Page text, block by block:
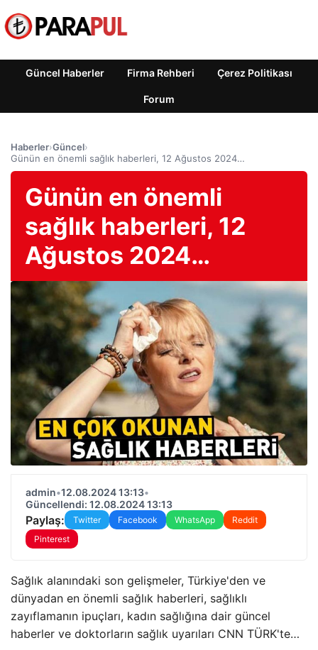
Güncel Haberler Firma Rehberi Çerez Politikası
Forum
Haberler›Güncel›
Günün en önemli sağlık haberleri, 12 Ağustos 2024…
Günün en önemli
sağlık haberleri, 12
Ağustos 2024…
admin•12.08.2024 13:13•
Güncellendi: 12.08.2024 13:13
Paylaş: Twitter Facebook WhatsApp
Reddit
Pinterest
Sağlık alanındaki son gelişmeler, Türkiye'den ve
dünyadan en önemli sağlık haberleri, sağlıklı
zayıflamanın ipuçları, kadın sağlığına dair güncel
haberler ve doktorların sağlık uyarıları CNN TÜRK'te…